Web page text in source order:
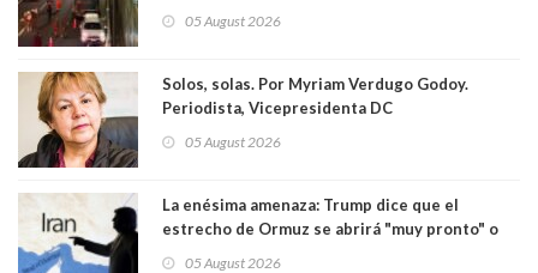
05 August 2026
Solos, solas. Por Myriam Verdugo Godoy.
Periodista, Vicepresidenta DC
05 August 2026
La enésima amenaza: Trump dice que el
estrecho de Ormuz se abrirá "muy pronto" o
05 August 2026